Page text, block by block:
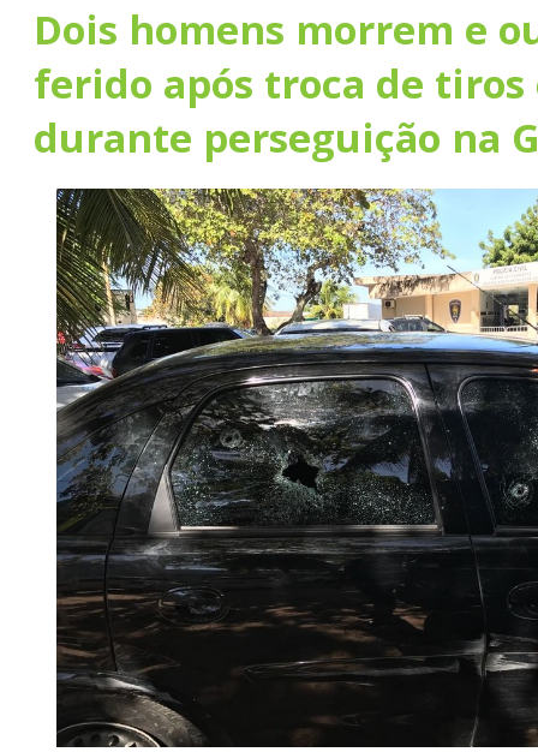
Dois homens morrem e
ferido após troca de tiros
durante perseguição na